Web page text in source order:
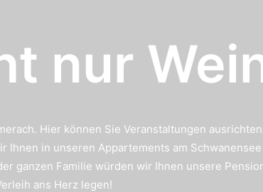
nur
Hier können Sie Veranstaltungen
in unseren Appartements am
ganzen Familie würden wir Ihnen unsere
ans Herz legen!